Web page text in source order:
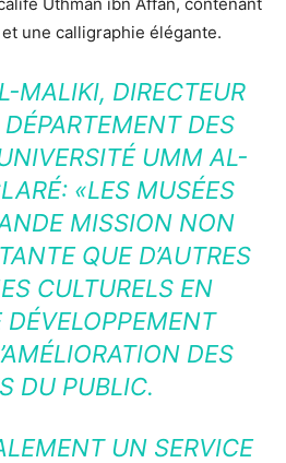
une calligraphie élégante.
MALIKI, DIRECTEUR
DES
UMM AL-
«LES MUSÉES
MISSION NON
QUE D’AUTRES
CULTURELS EN
DÉVELOPPEMENT
DES
DU PUBLIC.
UN SERVICE